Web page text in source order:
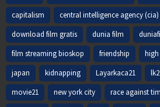
capitalism
central intelligence agency (cia)
download film gratis
dunia film
film streaming bioskop
friendship
japan
kidnapping Layarkaca21
movie21
new york city race against